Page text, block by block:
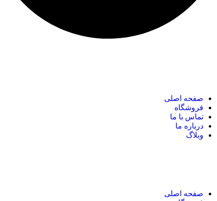
صفحه اصلی
فروشگاه
تماس با ما
درباره ما
وبلاگ
صفحه اصلی